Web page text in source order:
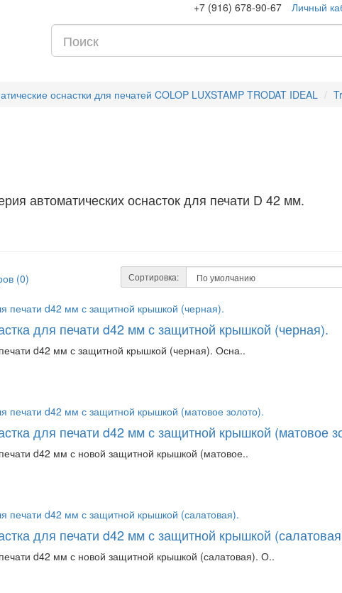
+7 (916) 678-90-67 Личный
оснастки для печатей COLOP LUXSTAMP TRODAT IDEAL
автоматических оснасток для печати D 42 мм.
(0) Сортировка:
для печати d42 мм с защитной крышкой (черная).
d42 мм с защитной крышкой (черная). Осна..
для печати d42 мм с защитной крышкой (матовое
d42 мм с новой защитной крышкой (матовое..
для печати d42 мм с защитной крышкой
d42 мм с новой защитной крышкой (салатовая). О..